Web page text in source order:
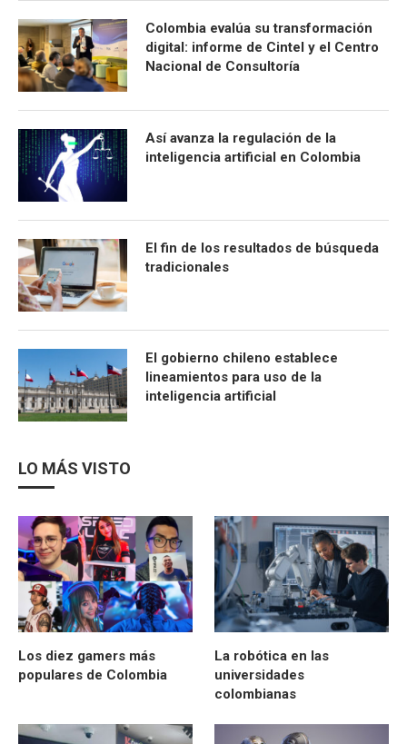
Colombia evalúa su transformación
digital: informe de Cintel y el Centro
Nacional de Consultoría
Así avanza la regulación de la
inteligencia artificial en Colombia
El fin de los resultados de búsqueda
tradicionales
El gobierno chileno establece
lineamientos para uso de la
inteligencia artificial
LO MÁS VISTO
Los diez gamers más
populares de Colombia
La robótica en las
universidades
colombianas